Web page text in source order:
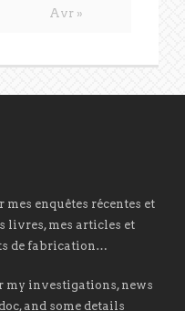
Avr »
enquêtes récentes et
livres, mes articles et
de fabrication…
my investigations, news
and some details